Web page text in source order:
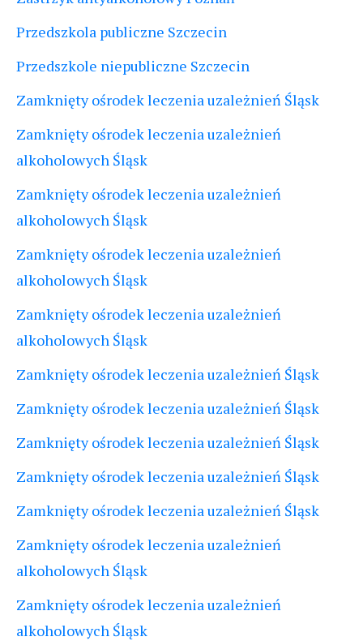
Przedszkola publiczne Szczecin
Przedszkole niepubliczne Szczecin
Zamknięty ośrodek leczenia uzależnień Śląsk
Zamknięty ośrodek leczenia uzależnień
alkoholowych Śląsk
Zamknięty ośrodek leczenia uzależnień
alkoholowych Śląsk
Zamknięty ośrodek leczenia uzależnień
alkoholowych Śląsk
Zamknięty ośrodek leczenia uzależnień
alkoholowych Śląsk
Zamknięty ośrodek leczenia uzależnień Śląsk
Zamknięty ośrodek leczenia uzależnień Śląsk
Zamknięty ośrodek leczenia uzależnień Śląsk
Zamknięty ośrodek leczenia uzależnień Śląsk
Zamknięty ośrodek leczenia uzależnień Śląsk
Zamknięty ośrodek leczenia uzależnień
alkoholowych Śląsk
Zamknięty ośrodek leczenia uzależnień
alkoholowych Śląsk